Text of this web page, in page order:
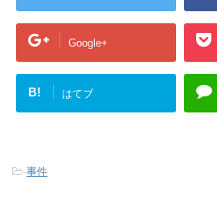
Google+
B! はてブ
-事件